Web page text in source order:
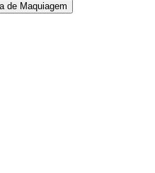
de Maquiagem